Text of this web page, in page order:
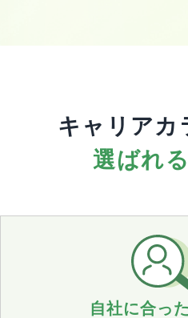
キャリアカ
選ばれ
自社に合っ